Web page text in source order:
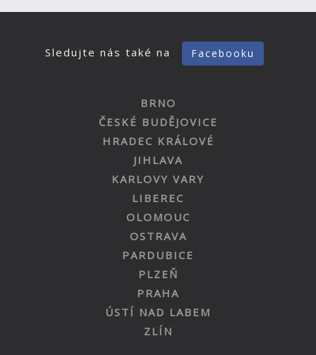
Sledujte nás také na Facebooku
BRNO
ČESKÉ BUDĚJOVICE
HRADEC KRÁLOVÉ
JIHLAVA
KARLOVY VARY
LIBEREC
OLOMOUC
OSTRAVA
PARDUBICE
PLZEŇ
PRAHA
ÚSTÍ NAD LABEM
ZLÍN